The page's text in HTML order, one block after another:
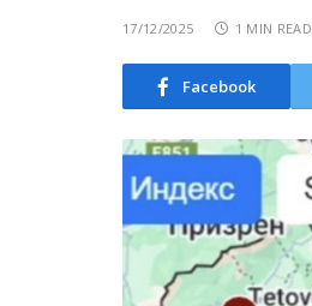
17/12/2025 1 MIN READ
Facebook